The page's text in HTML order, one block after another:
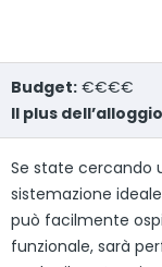
Budget: €€€€
Il plus dell’alloggio
Se state cercando
sistemazione
può facilmente
funzionale, sarà